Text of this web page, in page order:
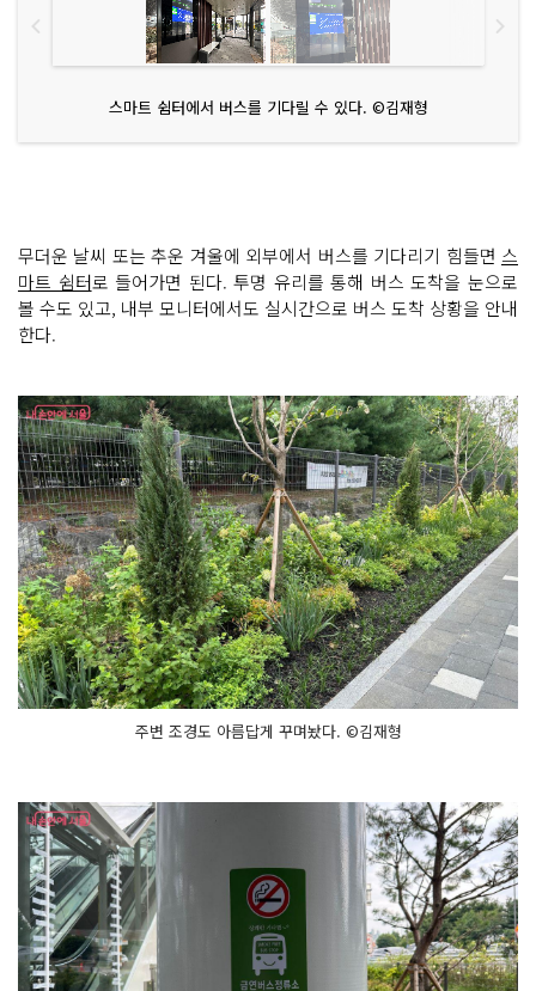
스마트 쉼터에서 버스를 기다릴 수 있다. ©김재형
무더운 날씨 또는 추운 겨울에 외부에서 버스를 기다리기 힘들면 스
마트 쉼터로 들어가면 된다. 투명 유리를 통해 버스 도착을 눈으로
볼 수도 있고, 내부 모니터에서도 실시간으로 버스 도착 상황을 안내
한다.
주변 조경도 아름답게 꾸며놨다. ©김재형